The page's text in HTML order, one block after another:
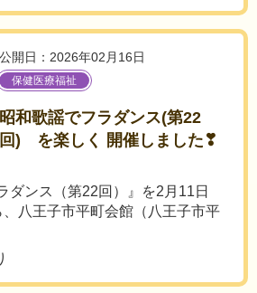
公開日：2026年02月16日
保健医療福祉
昭和歌謡でフラダンス(第22
回) を楽しく 開催しました❣
ンス（第22回）』を2月11日
、八王子市平町会館（八王子市平